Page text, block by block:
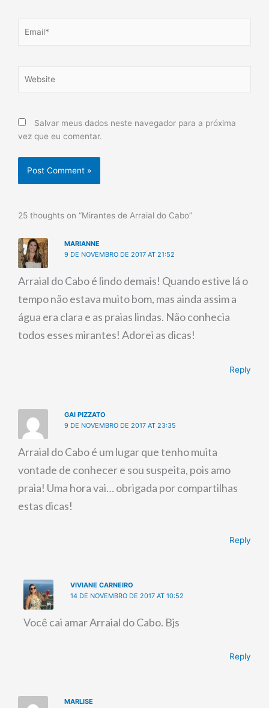
Salvar meus dados neste navegador para a próxima
vez que eu comentar.
25 thoughts on “Mirantes de Arraial do Cabo”
MARIANNE
9 DE NOVEMBRO DE 2017 AT 21:52
Arraial do Cabo é lindo demais! Quando estive lá o
tempo não estava muito bom, mas ainda assim a
água era clara e as praias lindas. Não conhecia
todos esses mirantes! Adorei as dicas!
Reply
GAI PIZZATO
9 DE NOVEMBRO DE 2017 AT 23:35
Arraial do Cabo é um lugar que tenho muita
vontade de conhecer e sou suspeita, pois amo
praia! Uma hora vai… obrigada por compartilhas
estas dicas!
Reply
VIVIANE CARNEIRO
14 DE NOVEMBRO DE 2017 AT 10:52
Você cai amar Arraial do Cabo. Bjs
Reply
MARLISE